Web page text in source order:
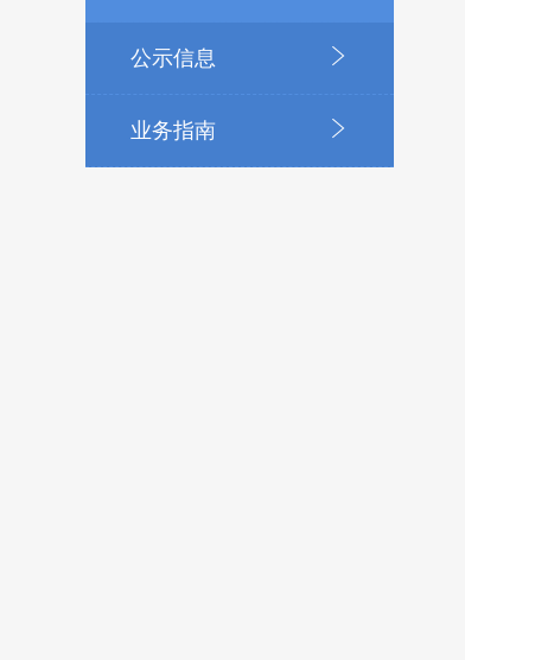
公示信息
业务指南